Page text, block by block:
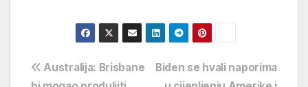
Navigacija
Biden se hvali naporima
Australija: Brisbane